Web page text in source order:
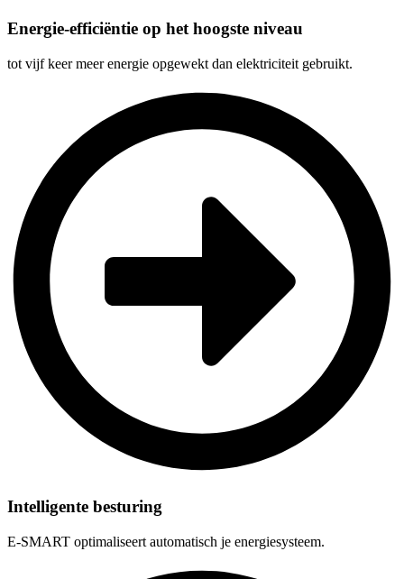
Energie-efficiëntie op het hoogste niveau
tot vijf keer meer energie opgewekt dan elektriciteit gebruikt.
Intelligente besturing
E-SMART optimaliseert automatisch je energiesysteem.